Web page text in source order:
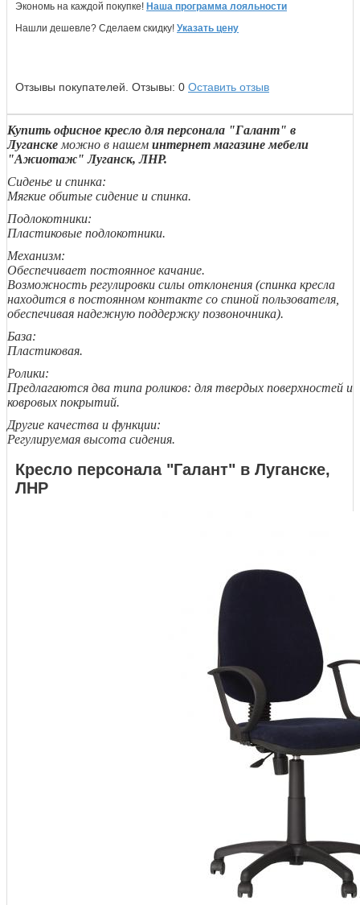
Экономь на каждой покупке! Наша программа лояльности
Нашли дешевле? Сделаем скидку! Указать цену
Отзывы покупателей. Отзывы: 0 Оставить отзыв
Купить офисное кресло для персонала "Галант" в
Луганске можно в нашем интернет магазине мебели
"Ажиотаж" Луганск, ЛНР.
Сиденье и спинка:
Мягкие обитые сидение и спинка.
Подлокотники:
Пластиковые подлокотники.
Механизм:
Обеспечивает постоянное качание.
Возможность регулировки силы отклонения (спинка кресла
находится в постоянном контакте со спиной пользователя,
обеспечивая надежную поддержку позвоночника).
База:
Пластиковая.
Ролики:
Предлагаются два типа роликов: для твердых поверхностей и
ковровых покрытий.
Другие качества и функции:
Регулируемая высота сидения.
Кресло персонала "Галант" в Луганске,
ЛНР